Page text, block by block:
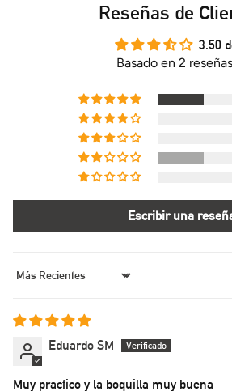
Reseñas de
3.50
Basado en 2 reseñas
Escribir una
Sort by
Eduardo SM
Muy practico y la boquilla muy buena